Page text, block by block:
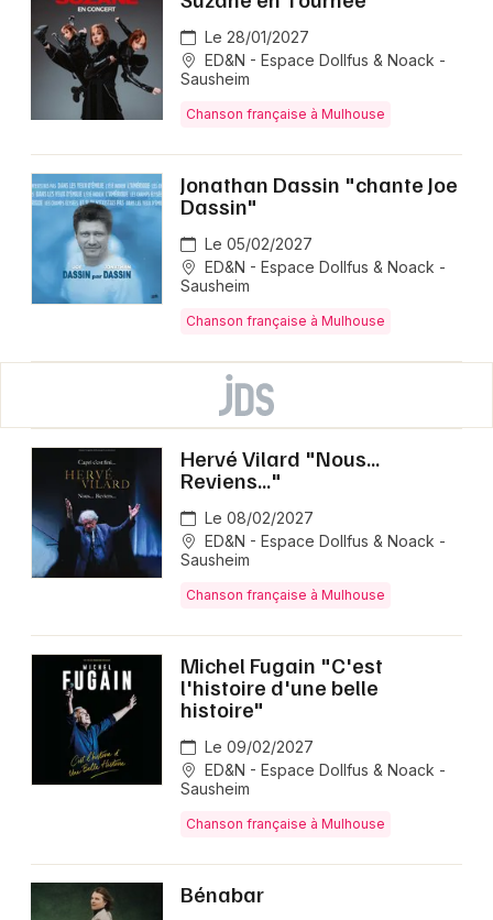
Le 28/01/2027
ED&N - Espace Dollfus & Noack -
Sausheim
Chanson française à Mulhouse
Jonathan Dassin "chante Joe
Dassin"
Le 05/02/2027
ED&N - Espace Dollfus & Noack -
Sausheim
Chanson française à Mulhouse
Hervé Vilard "Nous...
Reviens..."
Le 08/02/2027
ED&N - Espace Dollfus & Noack -
Sausheim
Chanson française à Mulhouse
Michel Fugain "C'est
l'histoire d'une belle
histoire"
Le 09/02/2027
ED&N - Espace Dollfus & Noack -
Sausheim
Chanson française à Mulhouse
Bénabar